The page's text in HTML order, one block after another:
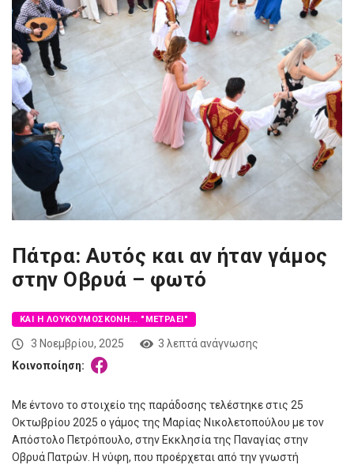
Πάτρα: Αυτός και αν ήταν γάμος
στην Οβρυά – φωτό
ΚΑΙ Η ΛΟΥΚΟΥΜΌΣΚΟΝΗ... "ΜΕΤΡΆΕΙ"
3 Νοεμβρίου, 2025
3 λεπτά ανάγνωσης
Κοινοποίηση:
Με έντονο το στοιχείο της παράδοσης τελέστηκε στις 25
Οκτωβρίου 2025 ο γάμος της Μαρίας Νικολετοπούλου με τον
Απόστολο Πετρόπουλο, στην Εκκλησία της Παναγίας στην
Οβρυά Πατρών. Η νύφη, που προέρχεται από την γνωστή